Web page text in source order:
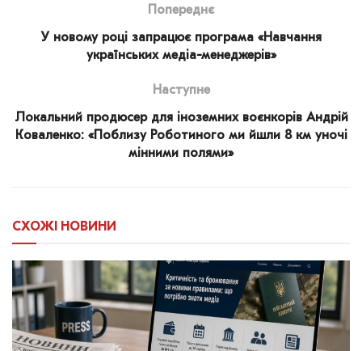
Попереднє
У новому році запрацює програма «Навчання
українських медіа-менеджерів»
Наступне
Локальний продюсер для іноземних воєнкорів Андрій
Коваленко: «Поблизу Роботиного ми йшли 8 км уночі
мінними полями»
СХОЖІ НОВИНИ